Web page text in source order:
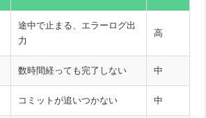
途中で止まる、エラーログ出
力
高
数時間経っても完了しない 中
コミットが追いつかない 中